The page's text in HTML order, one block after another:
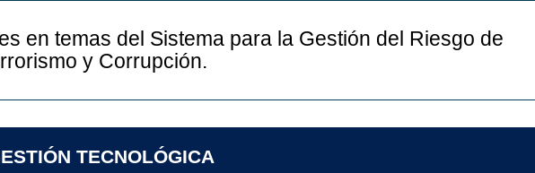
en temas del Sistema para la Gestión del Riesgo de
y Corrupción.
TECNOLÓGICA